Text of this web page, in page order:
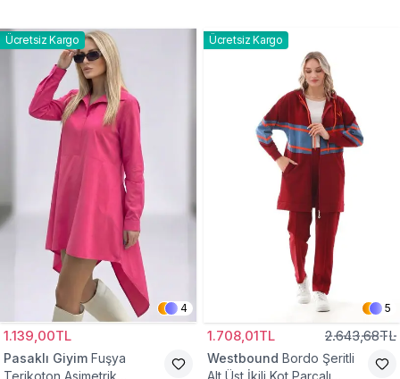
Ücretsiz Kargo
4
1.139,00TL
Pasaklı Giyim Fuşya
Terikoton Asimetrik
Ücretsiz Kargo
5
1.708,01TL 2.643,68TL
Westbound Bordo Şeritli
Alt Üst İkili Kot Parçalı